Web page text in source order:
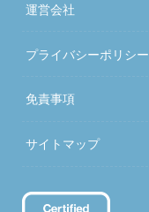
運営会社
プライバシーポリシー
免責事項
サイトマップ